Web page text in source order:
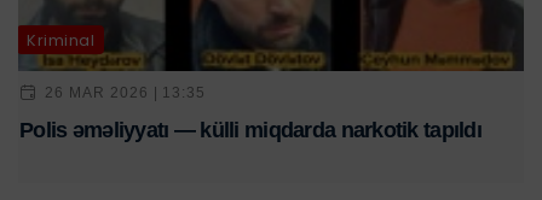
Kriminal
26 MAR 2026 | 13:35
Polis əməliyyatı — külli miqdarda narkotik tapıldı